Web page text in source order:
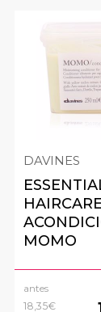
DAVINES
HAIRCARE
MOMO
antes
18,35€